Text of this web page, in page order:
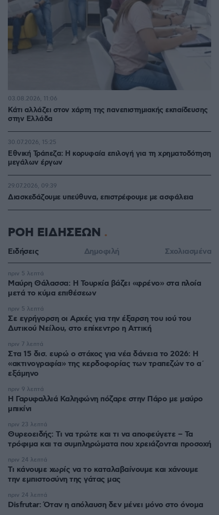
Κάτι αλλάζει στον χάρτη της πανεπιστημιακής εκπαίδευσης
στην Ελλάδα
03.08.2026, 11:06
Εθνική Τράπεζα: Η κορυφαία επιλογή για τη χρηματοδότηση
μεγάλων έργων
30.07.2026, 15:25
Διασκεδάζουμε υπεύθυνα, επιστρέφουμε με ασφάλεια
29.07.2026, 09:39
ΡΟΗ ΕΙΔΗΣΕΩΝ
Ειδήσεις Δημοφιλή Σχολιασμένα
Μαύρη Θάλασσα: Η Τουρκία βάζει «φρένο» στα πλοία
μετά το κύμα επιθέσεων
πριν 5 λεπτά
Σε εγρήγορση οι Αρχές για την έξαρση του ιού του
Δυτικού Νείλου, στο επίκεντρο η Αττική
πριν 5 λεπτά
Στα 15 δισ. ευρώ ο στόχος για νέα δάνεια το 2026: Η
«ακτινογραφία» της κερδοφορίας των τραπεζών το α΄
εξάμηνο
πριν 7 λεπτά
Η Γαρυφαλλιά Καληφώνη πόζαρε στην Πάρο με μαύρο
μπικίνι
πριν 9 λεπτά
Θυρεοειδής: Τι να τρώτε και τι να αποφεύγετε – Τα
τρόφιμα και τα συμπληρώματα που χρειάζονται προσοχή
πριν 23 λεπτά
Τι κάνουμε χωρίς να το καταλαβαίνουμε και χάνουμε
την εμπιστοσύνη της γάτας μας
πριν 24 λεπτά
Disfrutar: Όταν η απόλαυση δεν μένει μόνο στο όνομα
πριν 24 λεπτά